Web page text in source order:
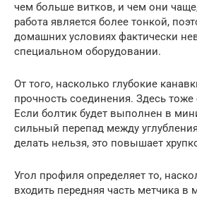
чем больше витков, и чем они
работа является более тонкой,
домашних условиях фактически
специальном оборудовании.
От того, насколько глубокие
прочность соединения. Здесь тоже
Если болтик будет выполнен в
сильный перепад между
делать нельзя, это повышает
Угол профиля определяет то,
входить передняя часть метчика в